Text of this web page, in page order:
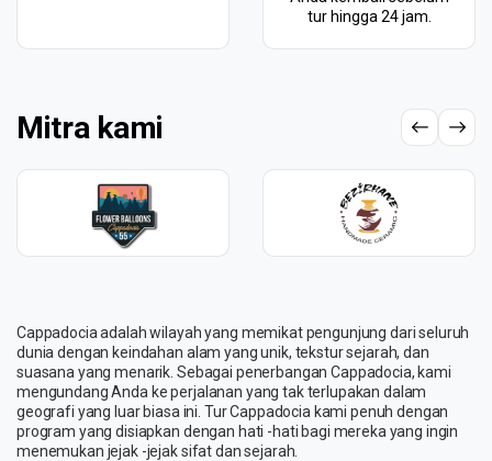
tur hingga 24 jam.
Mitra kami
Cappadocia adalah wilayah yang memikat pengunjung dari seluruh
dunia dengan keindahan alam yang unik, tekstur sejarah, dan
suasana yang menarik. Sebagai penerbangan Cappadocia, kami
mengundang Anda ke perjalanan yang tak terlupakan dalam
geografi yang luar biasa ini. Tur Cappadocia kami penuh dengan
program yang disiapkan dengan hati -hati bagi mereka yang ingin
menemukan jejak -jejak sifat dan sejarah.